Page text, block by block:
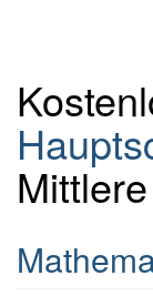
Mittlere